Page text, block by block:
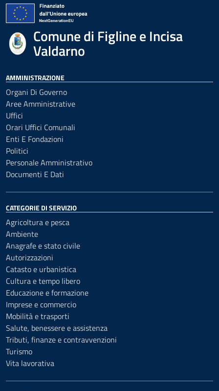
Comune di Figline e Incisa
Valdarno
AMMINISTRAZIONE
Organi Di Governo
Aree Amministrative
Uffici
Orari Uffici Comunali
Enti E Fondazioni
Politici
Personale Amministrativo
Documenti E Dati
CATEGORIE DI SERVIZIO
Agricoltura e pesca
Ambiente
Anagrafe e stato civile
Autorizzazioni
Catasto e urbanistica
Cultura e tempo libero
Educazione e formazione
Imprese e commercio
Mobilità e trasporti
Salute, benessere e assistenza
Tributi, finanze e contravvenzioni
Turismo
Vita lavorativa